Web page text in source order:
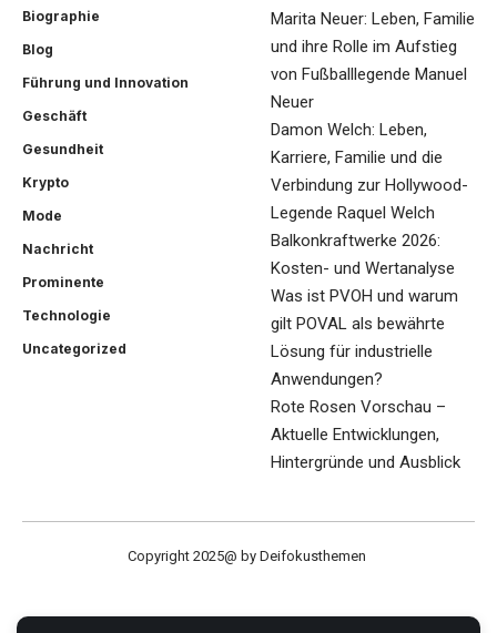
Biographie
Blog
Führung und Innovation
Geschäft
Gesundheit
Krypto
Mode
Nachricht
Prominente
Technologie
Uncategorized
Marita Neuer: Leben, Familie
und ihre Rolle im Aufstieg
von Fußballlegende Manuel
Neuer
Damon Welch: Leben,
Karriere, Familie und die
Verbindung zur Hollywood-
Legende Raquel Welch
Balkonkraftwerke 2026:
Kosten- und Wertanalyse
Was ist PVOH und warum
gilt POVAL als bewährte
Lösung für industrielle
Anwendungen?
Rote Rosen Vorschau –
Aktuelle Entwicklungen,
Hintergründe und Ausblick
Copyright 2025@ by Deifokusthemen